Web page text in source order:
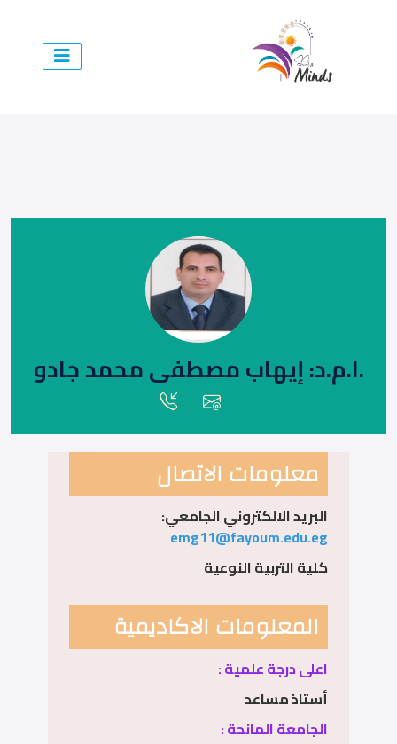
.ا.م.د: إيهاب مصطفى محمد جادو
معلومات الاتصال
البريد الالكتروني الجامعي:
emg11@fayoum.edu.eg
كلية التربية النوعية
المعلومات الاكاديمية
اعلى درجة علمية :
أستاذ مساعد
الجامعة المانحة :